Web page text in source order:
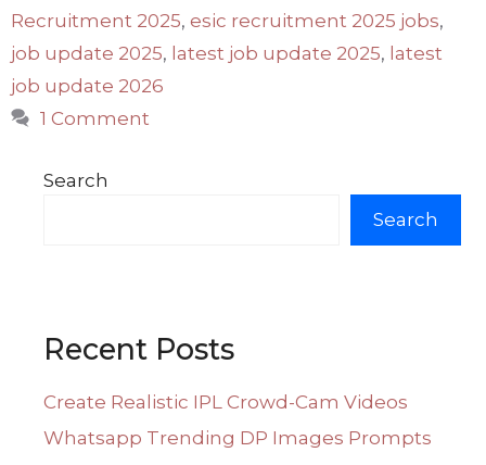
Recruitment 2025, esic recruitment 2025 jobs,
job update 2025, latest job update 2025, latest
job update 2026
1 Comment
Search
Search
Recent Posts
Create Realistic IPL Crowd-Cam Videos
Whatsapp Trending DP Images Prompts